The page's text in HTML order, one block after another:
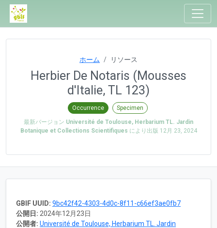
ホーム リソース
Herbier De Notaris (Mousses
d'Italie, TL 123)
Occurrence Specimen
最新バージョン Université de Toulouse, Herbarium TL. Jardin
Botanique et Collections Scientifiques により出版 12月 23, 2024
GBIF UUID: 9bc42f42-4303-4d0c-8f11-c66ef3ae0fb7
公開日: 2024年12月23日
公開者: Université de Toulouse, Herbarium TL. Jardin